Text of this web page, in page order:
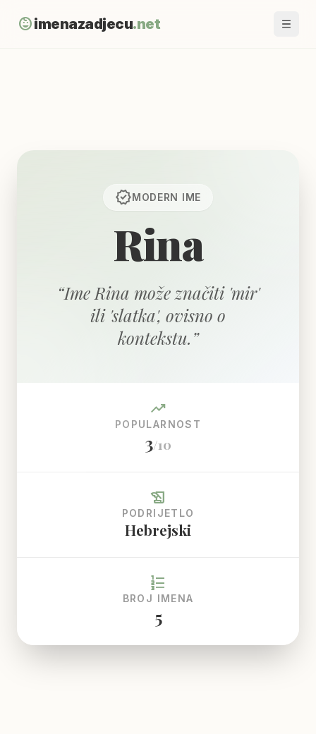
child_careimenazadjecu.net
verifiedMODERN IME
Rina
“Ime Rina može značiti 'mir'
ili 'slatka', ovisno o
kontekstu.”
trending_up
POPULARNOST
3/10
history_edu
PODRIJETLO
Hebrejski
format_list_numbered
BROJ IMENA
5